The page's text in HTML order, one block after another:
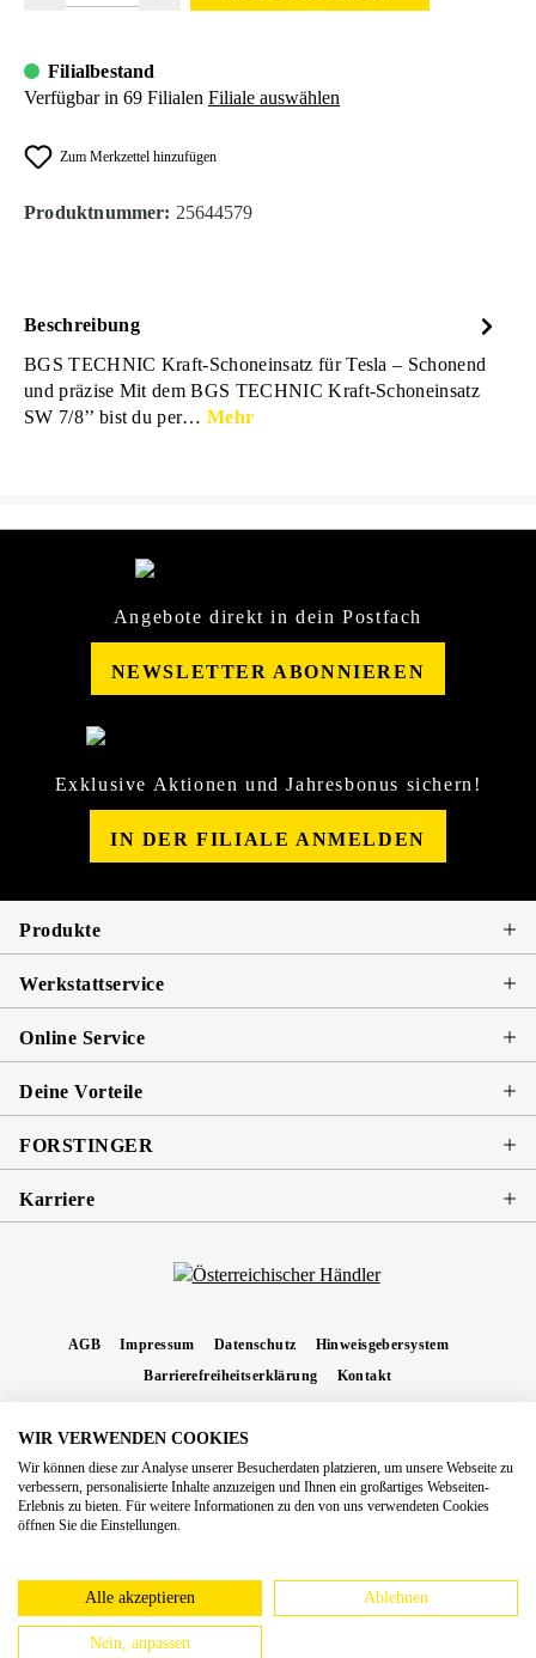
Filialbestand
Verfügbar in 69 Filialen Filiale auswählen
Zum Merkzettel hinzufügen
Produktnummer: 25644579
Beschreibung
BGS TECHNIC Kraft-Schoneinsatz für Tesla – Schonend
und präzise Mit dem BGS TECHNIC Kraft-Schoneinsatz
SW 7/8’’ bist du per…Mehr
Angebote direkt in dein Postfach
NEWSLETTER ABONNIEREN
Exklusive Aktionen und Jahresbonus sichern!
IN DER FILIALE ANMELDEN
Produkte
Werkstattservice
Online Service
Deine Vorteile
FORSTINGER
Karriere
AGB Impressum Datenschutz
Hinweisgebersystem
Barrierefreiheitserklärung
Kontakt
Nachnahmegebühren, wenn nicht anders angegeben.
Copyright 2026 Forstinger Österreich GmbH
Königstetter Straße 128 - 134/OG3, 3430 Tulln
europäschen Online-Streitbeilegungs-Plattform hinzuweisen: webgate.ec.europa.eu/odr
WIR VERWENDEN COOKIES
Wir können diese zur Analyse unserer Besucherdaten platzieren, um unsere Webseite zu
verbessern, personalisierte Inhalte anzuzeigen und Ihnen ein großartiges Webseiten-
Erlebnis zu bieten. Für weitere Informationen zu den von uns verwendeten Cookies
öffnen Sie die Einstellungen.
Alle akzeptieren Ablehnen
Nein, anpassen